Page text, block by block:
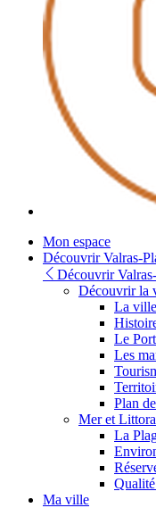
Mon espace
Découvrir Valras-
Découvrir
Découvrir la
La ville
Le
Les
Plan
Mer et
La
Ma ville